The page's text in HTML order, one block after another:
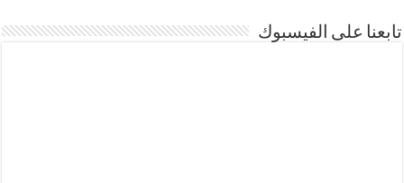
تابعنا على الفيسبوك